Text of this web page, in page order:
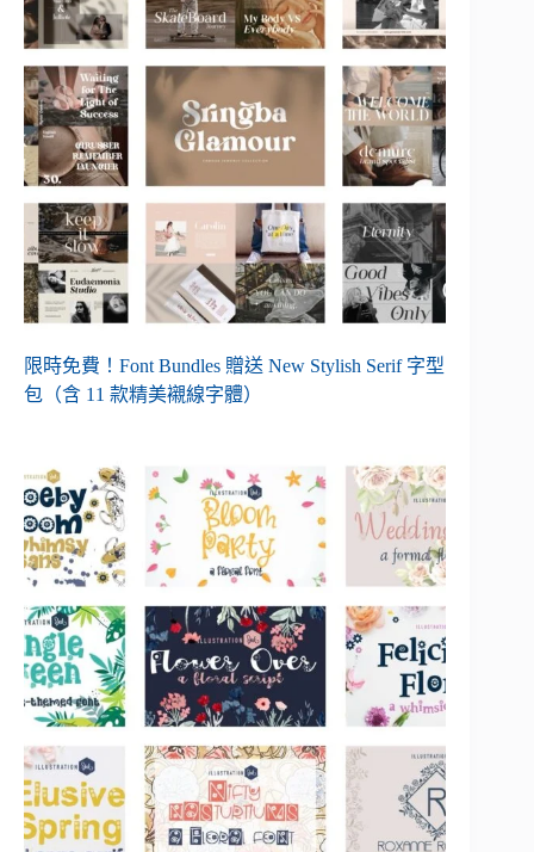
限時免費！Font Bundles 贈送 New Stylish Serif 字型
包（含 11 款精美襯線字體）